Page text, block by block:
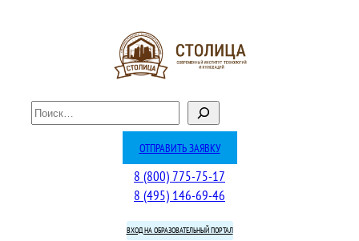
П
о
ОТПРАВИТЬ ЗАЯВКУ
8 (800) 775-75-17
8 (495) 146-69-46
ВХОД НА ОБРАЗОВАТЕЛЬНЫЙ ПОРТАЛ